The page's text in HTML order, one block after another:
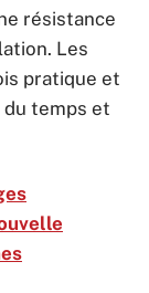
résistance
Les
pratique et
du temps et